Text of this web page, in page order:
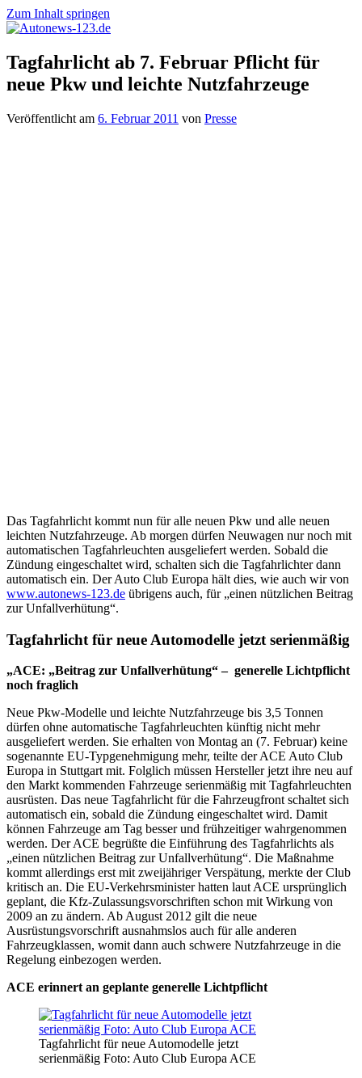
Zum Inhalt springen
Autonews-
123.de
Autonews
mit
Charme
Tagfahrlicht ab 7. Februar Pflicht für
neue Pkw und leichte Nutzfahrzeuge
Veröffentlicht am 6. Februar 2011 von Presse
Das Tagfahrlicht kommt nun für alle neuen Pkw und alle neuen
leichten Nutzfahrzeuge. Ab morgen dürfen Neuwagen nur noch mit
automatischen Tagfahrleuchten ausgeliefert werden. Sobald die
Zündung eingeschaltet wird, schalten sich die Tagfahrlichter dann
automatisch ein. Der Auto Club Europa hält dies, wie auch wir von
www.autonews-123.de übrigens auch, für „einen nützlichen Beitrag
zur Unfallverhütung“.
Tagfahrlicht für neue Automodelle jetzt serienmäßig
„ACE: „Beitrag zur Unfallverhütung“ – generelle Lichtpflicht
noch fraglich
Neue Pkw-Modelle und leichte Nutzfahrzeuge bis 3,5 Tonnen
dürfen ohne automatische Tagfahrleuchten künftig nicht mehr
ausgeliefert werden. Sie erhalten von Montag an (7. Februar) keine
sogenannte EU-Typgenehmigung mehr, teilte der ACE Auto Club
Europa in Stuttgart mit. Folglich müssen Hersteller jetzt ihre neu auf
den Markt kommenden Fahrzeuge serienmäßig mit Tagfahrleuchten
ausrüsten. Das neue Tagfahrlicht für die Fahrzeugfront schaltet sich
automatisch ein, sobald die Zündung eingeschaltet wird. Damit
können Fahrzeuge am Tag besser und frühzeitiger wahrgenommen
werden. Der ACE begrüßte die Einführung des Tagfahrlichts als
„einen nützlichen Beitrag zur Unfallverhütung“. Die Maßnahme
kommt allerdings erst mit zweijähriger Verspätung, merkte der Club
kritisch an. Die EU-Verkehrsminister hatten laut ACE ursprünglich
geplant, die Kfz-Zulassungsvorschriften schon mit Wirkung von
2009 an zu ändern. Ab August 2012 gilt die neue
Ausrüstungsvorschrift ausnahmslos auch für alle anderen
Fahrzeugklassen, womit dann auch schwere Nutzfahrzeuge in die
Regelung einbezogen werden.
ACE erinnert an geplante generelle Lichtpflicht
Tagfahrlicht für neue Automodelle jetzt
serienmäßig Foto: Auto Club Europa ACE